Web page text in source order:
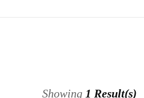
Showing 1 Result(s)